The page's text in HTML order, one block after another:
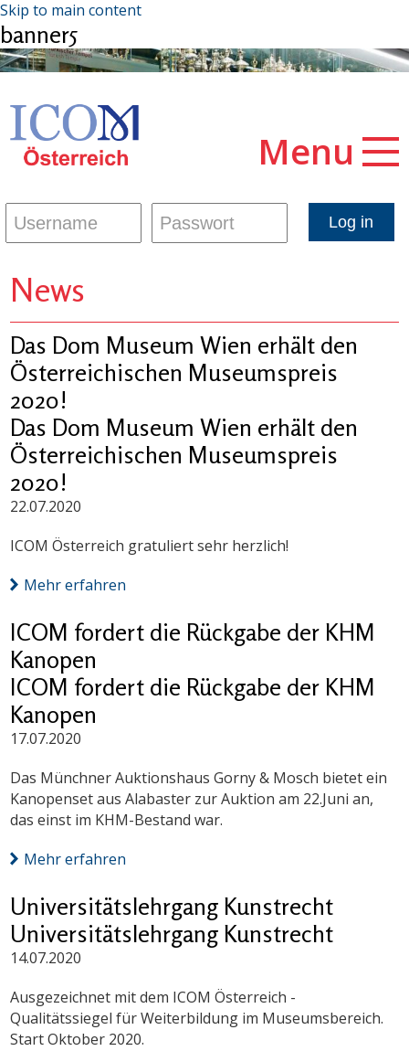
Skip to main content
banner5
Menu
News
Das Dom Museum Wien erhält den
Österreichischen Museumspreis
2020!
Das Dom Museum Wien erhält den
Österreichischen Museumspreis
2020!
22.07.2020
ICOM Österreich gratuliert sehr herzlich!
Mehr erfahren
ICOM fordert die Rückgabe der KHM
Kanopen
ICOM fordert die Rückgabe der KHM
Kanopen
17.07.2020
Das Münchner Auktionshaus Gorny & Mosch bietet ein
Kanopenset aus Alabaster zur Auktion am 22.Juni an,
das einst im KHM-Bestand war.
Mehr erfahren
Universitätslehrgang Kunstrecht
Universitätslehrgang Kunstrecht
14.07.2020
Ausgezeichnet mit dem ICOM Österreich -
Qualitätssiegel für Weiterbildung im Museumsbereich.
Start Oktober 2020.